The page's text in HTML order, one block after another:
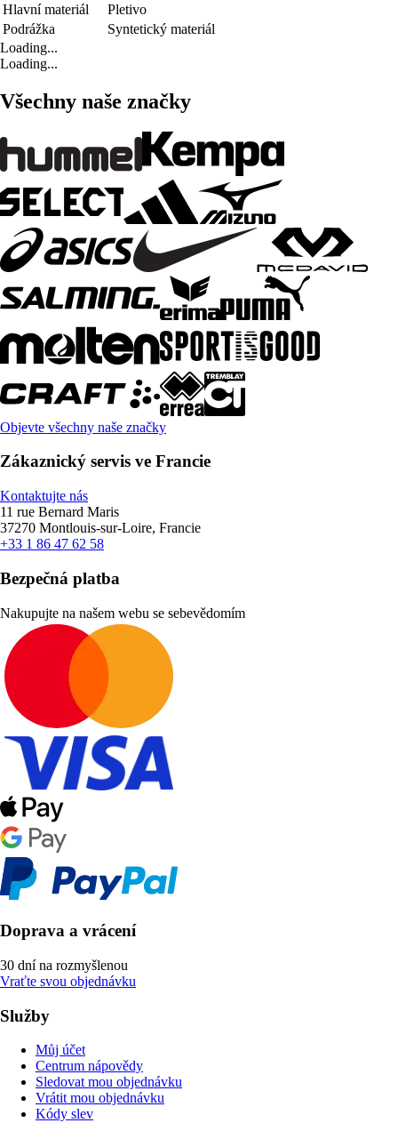
Hlavní materiál
Pletivo
Podrážka
Syntetický materiál
Loading...
Loading...
Všechny naše značky
Objevte všechny naše značky
Zákaznický servis ve Francie
Kontaktujte nás
11 rue Bernard Maris
37270 Montlouis-sur-Loire, Francie
+33 1 86 47 62 58
Bezpečná platba
Nakupujte na našem webu se sebevědomím
Doprava a vrácení
30 dní na rozmyšlenou
Vraťte svou objednávku
Služby
Můj účet
Centrum nápovědy
Sledovat mou objednávku
Vrátit mou objednávku
Kódy slev